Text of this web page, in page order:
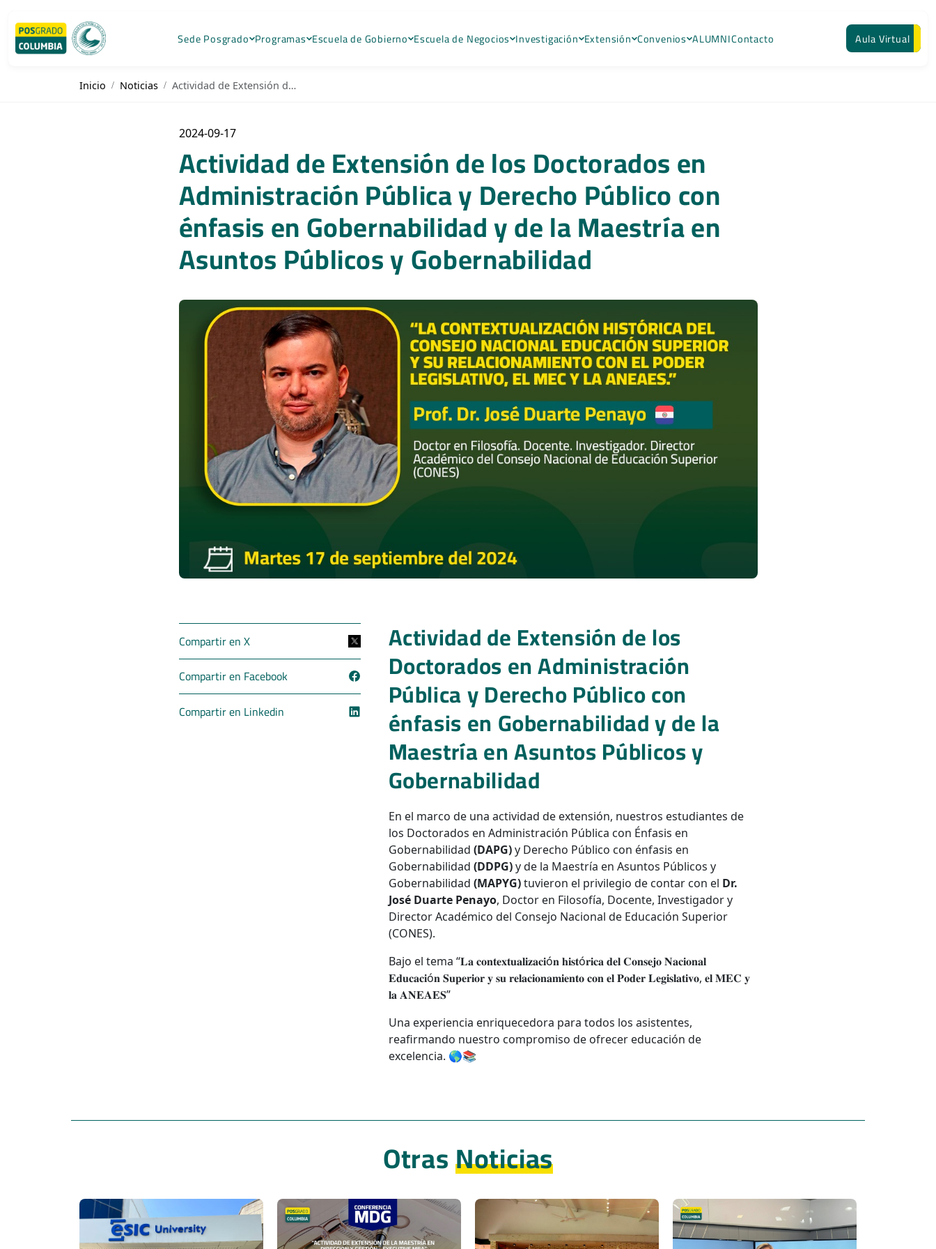
Sede Posgrado Programas Escuela de Gobierno Escuela de Negocios Investigación Extensión Convenios ALUMNIContacto Aula Virtual
Inicio Noticias Actividad de Extensión de los Doctorados en Administración Pública y Derecho Público con énfasis en Gobernabilidad y de la Maestría en Asuntos Públicos y Gobernabilidad
2024-09-17
Actividad de Extensión de los Doctorados en
Administración Pública y Derecho Público con
énfasis en Gobernabilidad y de la Maestría en
Asuntos Públicos y Gobernabilidad
Compartir en X
Compartir en Facebook
Compartir en Linkedin
Actividad de Extensión de los
Doctorados en Administración
Pública y Derecho Público con
énfasis en Gobernabilidad y de la
Maestría en Asuntos Públicos y
Gobernabilidad
En el marco de una actividad de extensión, nuestros estudiantes de
los Doctorados en Administración Pública con Énfasis en
Gobernabilidad (DAPG)y Derecho Público con énfasis en
Gobernabilidad (DDPG)y de la Maestría en Asuntos Públicos y
Gobernabilidad (MAPYG)tuvieron el privilegio de contar con el Dr.
José Duarte Penayo, Doctor en Filosofía, Docente, Investigador y
Director Académico del Consejo Nacional de Educación Superior
(CONES).
Bajo el tema “𝐋𝐚 𝐜𝐨𝐧𝐭𝐞𝐱𝐭𝐮𝐚𝐥𝐢𝐳𝐚𝐜𝐢ó𝐧 𝐡𝐢𝐬𝐭ó𝐫𝐢𝐜𝐚 𝐝𝐞𝐥 𝐂𝐨𝐧𝐬𝐞𝐣𝐨 𝐍𝐚𝐜𝐢𝐨𝐧𝐚𝐥
𝐄𝐝𝐮𝐜𝐚𝐜𝐢ó𝐧 𝐒𝐮𝐩𝐞𝐫𝐢𝐨𝐫 𝐲 𝐬𝐮 𝐫𝐞𝐥𝐚𝐜𝐢𝐨𝐧𝐚𝐦𝐢𝐞𝐧𝐭𝐨 𝐜𝐨𝐧 𝐞𝐥 𝐏𝐨𝐝𝐞𝐫 𝐋𝐞𝐠𝐢𝐬𝐥𝐚𝐭𝐢𝐯𝐨, 𝐞𝐥 𝐌𝐄𝐂 𝐲
𝐥𝐚 𝐀𝐍𝐄𝐀𝐄𝐒”
Una experiencia enriquecedora para todos los asistentes,
reafirmando nuestro compromiso de ofrecer educación de
excelencia. 🌎📚
OtrasNoticias